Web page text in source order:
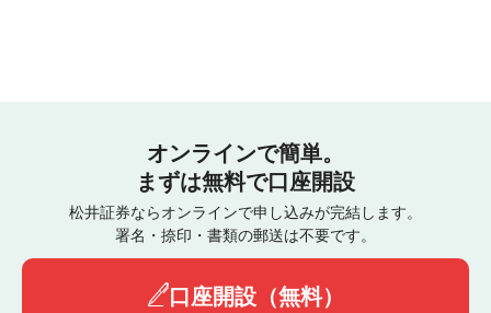
オンラインで簡単。
まずは無料で口座開設
松井証券ならオンラインで申し込みが完結します。
署名・捺印・書類の郵送は不要です。
口座開設（無料）